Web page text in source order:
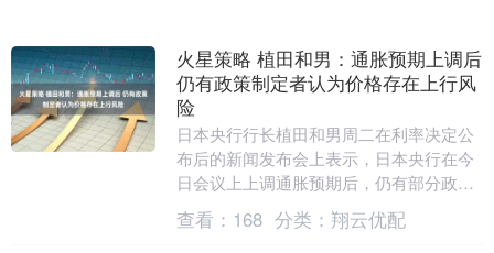
火星策略 植田和男：通胀预期上调后
仍有政策制定者认为价格存在上行风
险
日本央行行长植田和男周二在利率决定公
布后的新闻发布会上表示，日本央行在今
日会议上上调通胀预期后，仍有部分政策
制定者认为物价存在上行风险。 植田和男
表示，日本央行....
查看： 168 分类： 翔云优配